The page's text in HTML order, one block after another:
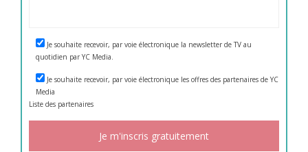
Je souhaite recevoir, par voie électronique la newsletter de TV au
quotidien par YC Media.
Je souhaite recevoir, par voie électronique les offres des partenaires de YC
Media
Liste des partenaires